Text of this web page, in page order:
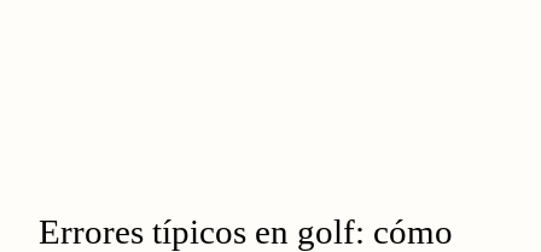
Errores típicos en golf: cómo